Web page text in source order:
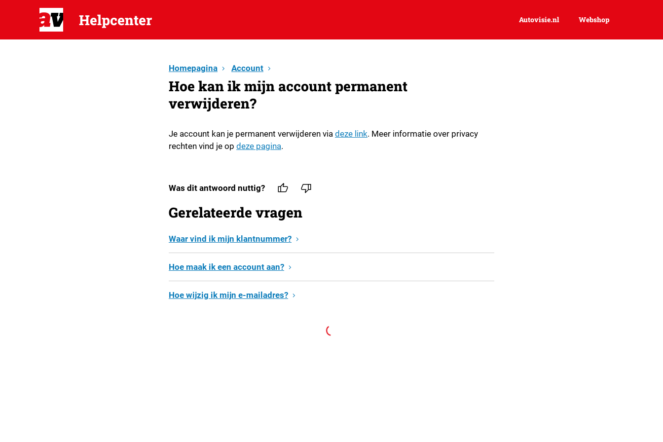
Helpcenter autovisie.nl Webshop
Homepagina Account
Hoe kan ik mijn account permanent
verwijderen?
Je account kan je permanent verwijderen via deze link. Meer informatie over privacy
rechten vind je op deze pagina.
Was dit antwoord nuttig?
Gerelateerde vragen
Waar vind ik mijn klantnummer?
Hoe maak ik een account aan?
Hoe wijzig ik mijn e-mailadres?